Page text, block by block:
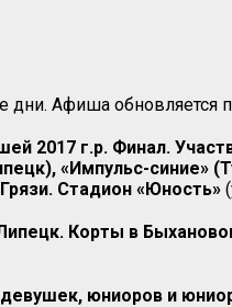
Афиша обновляется
2017 г.р. Финал.
«Импульс-синие»
Стадион «Юность»
Корты в
юниоров и